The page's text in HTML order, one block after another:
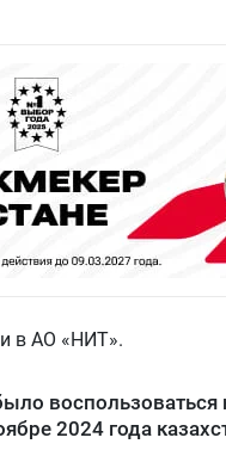
в АО «НИТ».
воспользоваться
2024 года